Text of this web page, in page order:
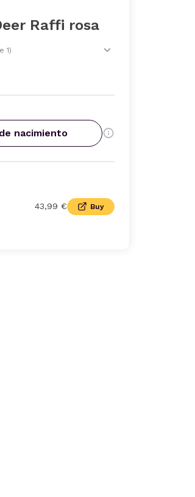
Raffi rosa
1)
nacimiento
43,99 € Buy